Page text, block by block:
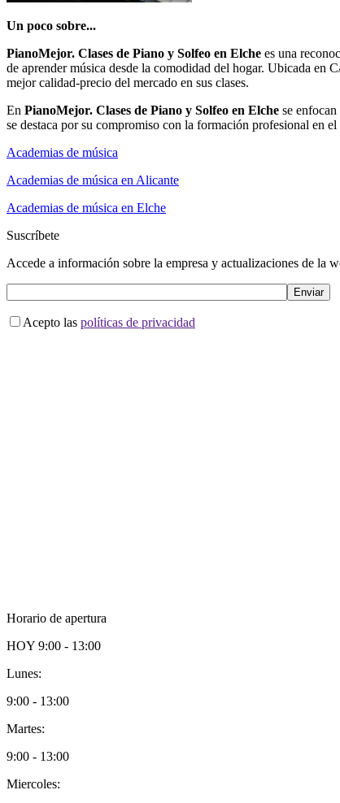
Un poco sobre...
PianoMejor. Clases de Piano y Solfeo en Elche es una
de aprender música desde la comodidad del hogar. Ubicada en
mejor calidad-precio del mercado en sus clases.
En PianoMejor. Clases de Piano y Solfeo en Elche se
se destaca por su compromiso con la formación profesional en
Academias de música
Academias de música en Alicante
Academias de música en Elche
Suscríbete
Accede a información sobre la empresa y actualizaciones de la
Acepto las políticas de privacidad
Horario de apertura
HOY 9:00 - 13:00
Lunes:
9:00 - 13:00
Martes:
9:00 - 13:00
Miercoles: